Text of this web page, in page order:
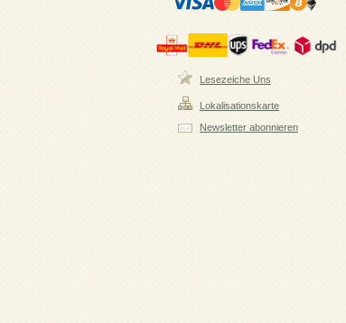
Lesezeiche Uns
Lokalisationskarte
Newsletter abonnieren